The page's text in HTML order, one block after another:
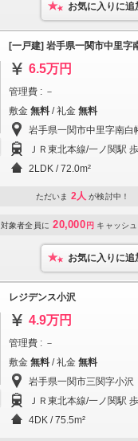
お気に入りに追
[一戸建] 岩手県一関市中里字
6.5万円
管理費 : －
敷金 無料 / 礼金 無料
岩手県一関市中里字南白
ＪＲ東北本線/一ノ関駅
2LDK / 72.0m²
ただいま 2人 が検討中！
対象者全員に 20,000 円 キャッシ
お気に入りに追
レジデンス小沢
4.9万円
管理費 : －
敷金 無料 / 礼金 無料
岩手県一関市三関字小沢
ＪＲ東北本線/一ノ関駅
4DK / 75.5m²